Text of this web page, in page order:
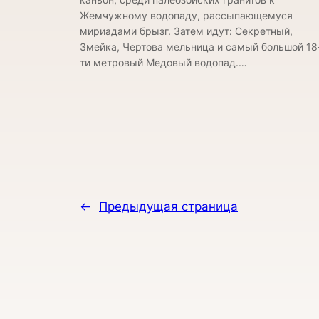
Жемчужному водопаду, рассыпающемуся
мириадами брызг. Затем идут: Секретный,
Змейка, Чертова мельница и самый большой
ти метровый Медовый водопад.…
← Предыдущая страница